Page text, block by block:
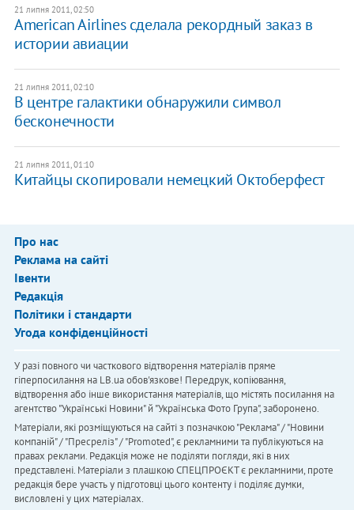
21 липня 2011, 02:50
American Airlines сделала рекордный заказ в
истории авиации
21 липня 2011, 02:10
В центре галактики обнаружили символ
бесконечности
21 липня 2011, 01:10
Китайцы скопировали немецкий Октоберфест
Про нас
Реклама на сайті
Івенти
Редакція
Політики і стандарти
Угода конфіденційності
У разі повного чи часткового відтворення матеріалів пряме
гіперпосилання на LB.ua обов'язкове! Передрук, копіювання,
відтворення або інше використання матеріалів, що містять посилання на
агентство "Українськi Новини" й "Українська Фото Група", заборонено.
Матеріали, які розміщуються на сайті з позначкою "Реклама" / "Новини
компаній" / "Пресреліз" / "Promoted", є рекламними та публікуються на
правах реклами. Редакція може не поділяти погляди, які в них
представлені. Матеріали з плашкою СПЕЦПРОЄКТ є рекламними, проте
редакція бере участь у підготовці цього контенту і поділяє думки,
висловлені у цих матеріалах.